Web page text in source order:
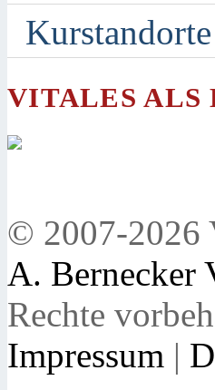
Kurstandorte
VITALES ALS
© 2007-2026
A. Bernecker
Rechte
Impressum |